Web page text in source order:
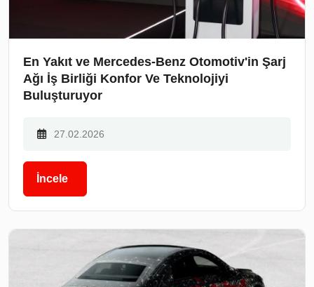
En Yakıt ve Mercedes-Benz Otomotiv'in Şarj
Ağı İş Birliği Konfor Ve Teknolojiyi
Buluşturuyor
27.02.2026
İncele